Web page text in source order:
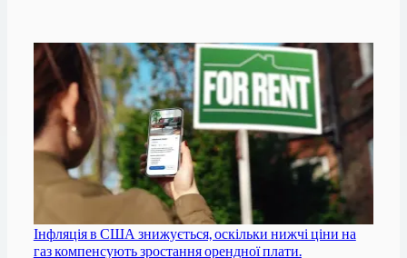
Інфляція в США знижується, оскільки нижчі ціни на
газ компенсують зростання орендної плати.